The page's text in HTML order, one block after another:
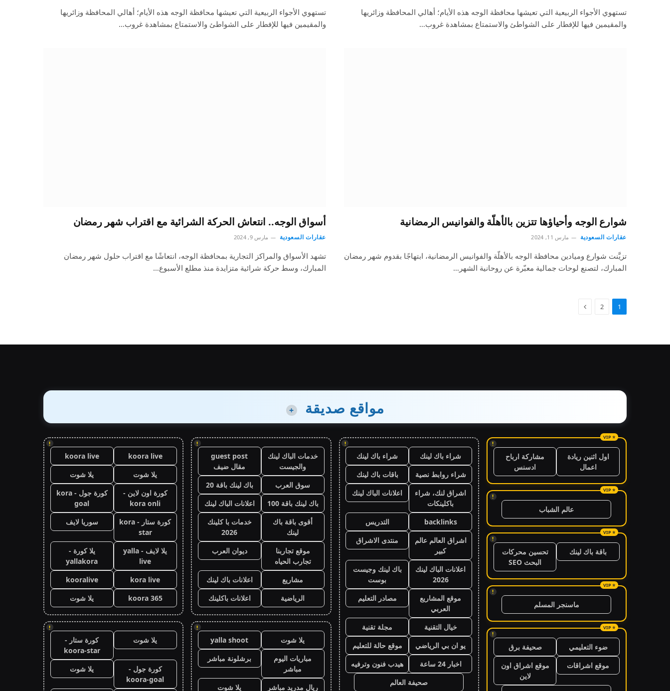
تستهوي الأجواء الربيعية التي تعيشها محافظة الوجه هذه الأيام؛ أهالي المحافظة وزائريها
والمقيمين فيها للإفطار على الشواطئ والاستمتاع بمشاهدة غروب…
تستهوي الأجواء الربيعية التي تعيشها محافظة الوجه هذه الأيام؛ أهالي المحافظة وزائريها
والمقيمين فيها للإفطار على الشواطئ والاستمتاع بمشاهدة غروب…
شوارع الوجه وأحياؤها تتزين بالأهلّة والفوانيس الرمضانية
عقارات السعودية مارس 11, 2024
تزيَّنت شوارع وميادين محافظة الوجه بالأهلّة والفوانيس الرمضانية، ابتهاجًا بقدوم شهر رمضان
المبارك، لتصنع لوحات جمالية معبّرة عن روحانية الشهر…
أسواق الوجه.. انتعاش الحركة الشرائية مع اقتراب شهر رمضان
عقارات السعودية مارس 9, 2024
تشهد الأسواق والمراكز التجارية بمحافظة الوجه، انتعاشًا مع اقتراب حلول شهر رمضان
المبارك، وسط حركة شرائية متزايدة منذ مطلع الأسبوع…
1
2
مواقع صديقة +
!
اول اثنين ريادة
اعمال
مشاركة ارباح
ادسنس
!
عالم الشباب
!
باقة باك لينك
تحسين محركات
البحث SEO
!
ماسنجر المسلم
!
ضوء التعليمي
صحيفة برق
موقع اشراقات
موقع اشراق اون
لاين
!
شراء باك لينك
شراء باك لينك
شراء روابط نصية
باقات باك لينك
اشراق لنك، شراء
باكلينكات
اعلانات الباك لينك
backlinks
التدريس
اشراق العالم عالم
كبير
منتدى الاشراق
اعلانات الباك لينك
2026
باك لينك وجيست
بوست
موقع المشاريع
العربي
مصادر التعليم
خيال التقنية
مجلة تقنية
يو ان بي الرياضي
موقع حالة للتعليم
اخبار 24 ساعة
هيدب فنون وترفيه
صحيفة العالم
!
خدمات الباك لينك
والجيست
guest post
مقال ضيف
سوق العرب
باك لينك باقة 20
باك لينك باقة 100
اعلانات الباك لينك
أقوى باقة باك
لينك
خدمات با كلينك
2026
موقع تجاربنا
تجارب الحياه
ديوان العرب
مشاريع
اعلانات باك لينك
الرياضية
اعلانات باكلينك
!
يلا شوت
yalla shoot
مباريات اليوم
مباشر
برشلونة مباشر
ريال مدريد مباشر يلا شوت
!
koora live
koora live
يلا شوت
يلا شوت
كورة اون لاين -
kora onli
كورة جول - kora
goal
كورة ستار - kora
star
سوريا لايف
يلا لايف - yalla
live
يلا كورة -
yallakora
kora live
kooralive
koora 365
يلا شوت
!
يلا شوت
كورة ستار -
koora-star
كورة جول -
koora-goal
يلا شوت